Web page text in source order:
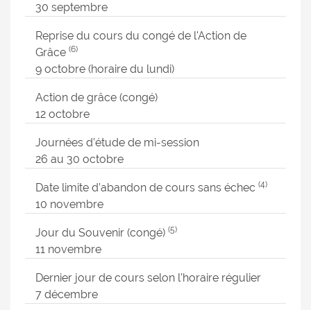
30 septembre
Reprise du cours du congé de l'Action de
Grâce (6)
9 octobre (horaire du lundi)
Action de grâce (congé)
12 octobre
Journées d’étude de mi-session
26 au 30 octobre
Date limite d’abandon de cours sans échec (4)
10 novembre
Jour du Souvenir (congé) (5)
11 novembre
Dernier jour de cours selon l'horaire régulier
7 décembre